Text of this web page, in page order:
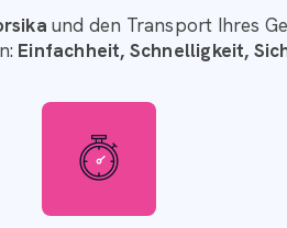
des Mittelmeers, ist berühmt
hin zu großen offenen
Santa Giulia,
Florent ein
Kajakfahren, Segeln,
mit leichtem Gepäck
warten direkt in Ihrer
und den Transport Ihres
Einfachheit, Schnelligkeit,